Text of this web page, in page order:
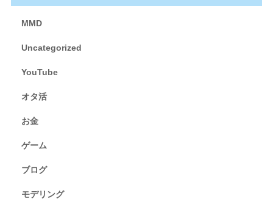
MMD
Uncategorized
YouTube
オタ活
お金
ゲーム
ブログ
モデリング